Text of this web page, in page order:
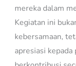
mereka dalam
Kegiatan ini
kebersamaan,
apresiasi